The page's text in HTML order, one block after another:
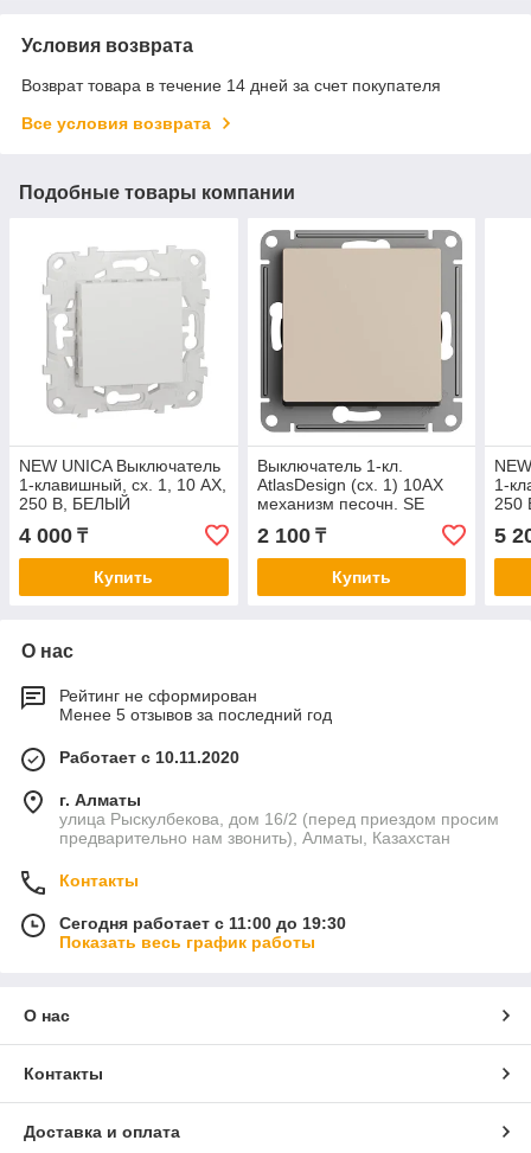
Условия возврата
Возврат товара в течение 14 дней за счет покупателя
Все условия возврата
Подобные товары компании
NEW UNICA Выключатель
1-клавишный, сх. 1, 10 AX,
250 В, БЕЛЫЙ
4 000 ₸
Купить
Выключатель 1-кл.
AtlasDesign (сх. 1) 10AX
механизм песочн. SE
ATN001211
2 100₸
Купить
1-
250
5
О нас
Рейтинг не сформирован
Менее 5 отзывов за последний год
Работает с 10.11.2020
г. Алматы
улица Рыскулбекова, дом 16/2 (перед приездом просим
предварительно нам звонить), Алматы, Казахстан
Контакты
Сегодня работает с 11:00 до 19:30
Показать весь график работы
О нас
Контакты
Доставка и оплата